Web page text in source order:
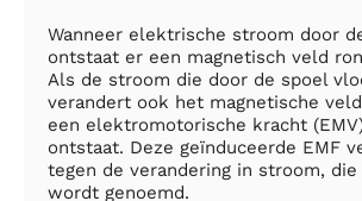
Wanneer elektrische stroom door
ontstaat er een magnetisch veld
Als de stroom die door de spoel
verandert ook het magnetische
een elektromotorische kracht
ontstaat. Deze geïnduceerde EMF
tegen de verandering in stroom,
wordt genoemd.